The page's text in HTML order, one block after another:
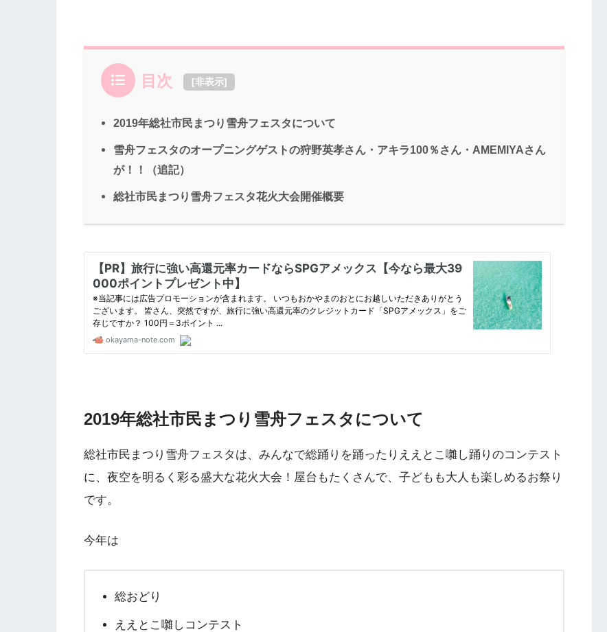
目次 [非表示]
2019年総社市民まつり雪舟フェスタについて
雪舟フェスタのオープニングゲストの狩野英孝さん・アキラ100％さん・AMEMIYAさん
が！！（追記）
総社市民まつり雪舟フェスタ花火大会開催概要
2019年総社市民まつり雪舟フェスタについて
総社市民まつり雪舟フェスタは、みんなで総踊りを踊ったりええとこ囃し踊りのコンテスト
に、夜空を明るく彩る盛大な花火大会！屋台もたくさんで、子どもも大人も楽しめるお祭り
です。
今年は
総おどり
ええとこ囃しコンテスト